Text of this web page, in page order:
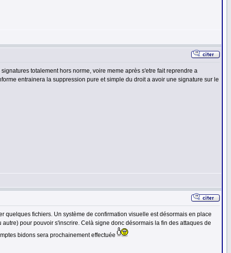
totalement hors norme, voire meme après s'etre fait reprendre a
entrainera la suppression pure et simple du droit a avoir une signature sur le
quelques fichiers. Un système de confirmation visuelle est désormais en place
pour pouvoir s'inscrire. Celà signe donc désormais la fin des attaques de
bidons sera prochainement effectuée